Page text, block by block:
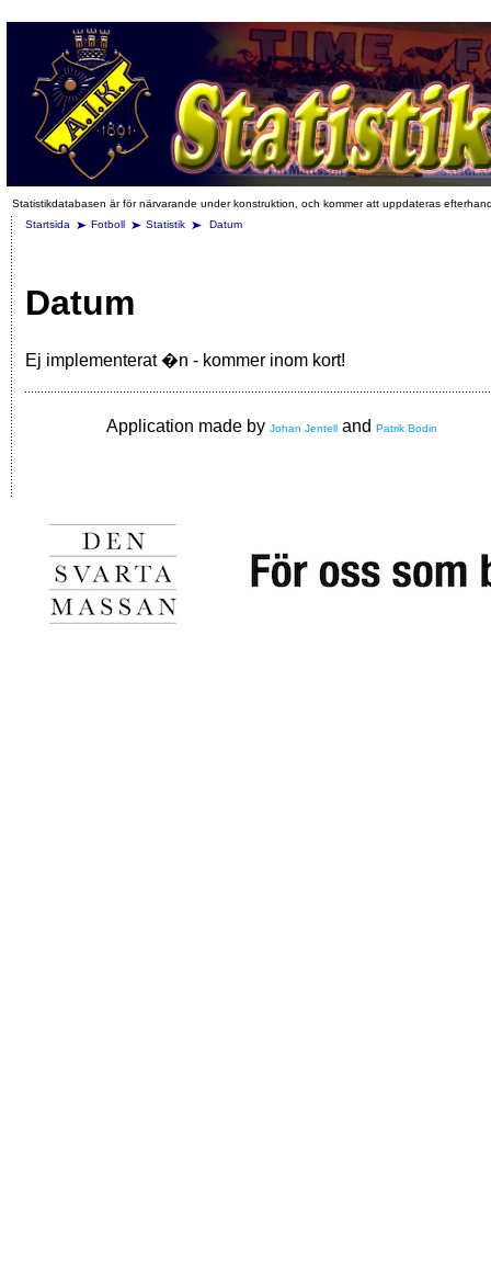
Statistikdatabasen är för närvarande under konstruktion, och kommer att uppdateras
Startsida
Fotboll Statistik Datum
Datum
Ej implementerat �n - kommer inom kort!
Application made by Johan Jentell and Patrik Bodin